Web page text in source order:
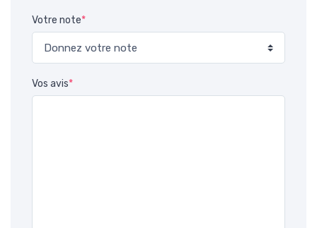
Votre note*
Vos avis*